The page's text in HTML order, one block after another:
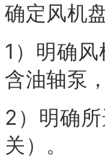
确定风机
1）明确
含油轴泵
2）明确
关）。